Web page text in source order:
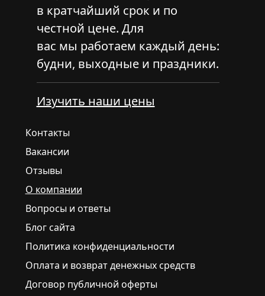
в кратчайший срок и по
честной цене. Для
вас мы работаем каждый день:
будни, выходные и праздники.
Изучить наши цены
Контакты
Вакансии
Отзывы
О компании
Вопросы и ответы
Блог сайта
Политика конфиденциальности
Оплата и возврат денежных средств
Договор публичной оферты